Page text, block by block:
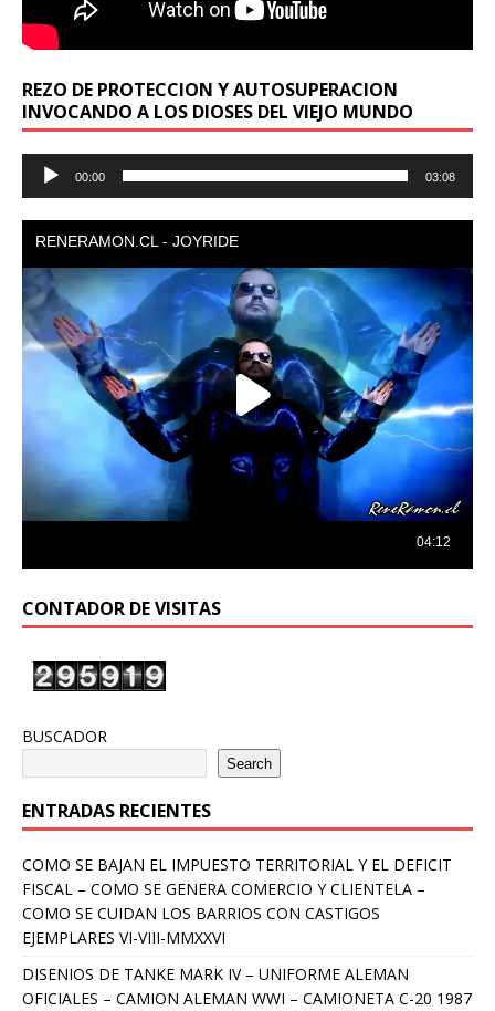
REZO DE PROTECCION Y AUTOSUPERACION
INVOCANDO A LOS DIOSES DEL VIEJO MUNDO
Reproductor
00:00 03:08
CONTADOR DE VISITAS
BUSCADOR
Search
ENTRADAS RECIENTES
COMO SE BAJAN EL IMPUESTO TERRITORIAL Y EL DEFICIT
FISCAL – COMO SE GENERA COMERCIO Y CLIENTELA –
COMO SE CUIDAN LOS BARRIOS CON CASTIGOS
EJEMPLARES VI-VIII-MMXXVI
DISENIOS DE TANKE MARK IV – UNIFORME ALEMAN
OFICIALES – CAMION ALEMAN WWI – CAMIONETA C-20 1987